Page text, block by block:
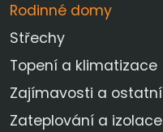
Rodinné domy
Střechy
Topení a klimatizace
Zajímavosti a ostatní
Zateplování a izolace